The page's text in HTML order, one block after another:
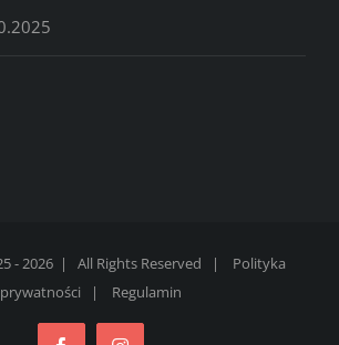
- 2026 | All Rights Reserved | Polityka
prywatności | Regulamin